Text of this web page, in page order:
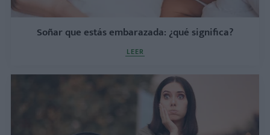
Soñar que estás embarazada: ¿qué significa?
LEER